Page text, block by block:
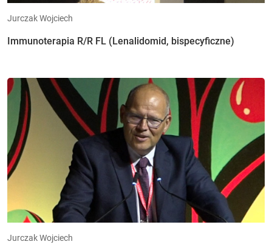
Jurczak Wojciech
Immunoterapia R/R FL (Lenalidomid, bispecyficzne)
Jurczak Wojciech